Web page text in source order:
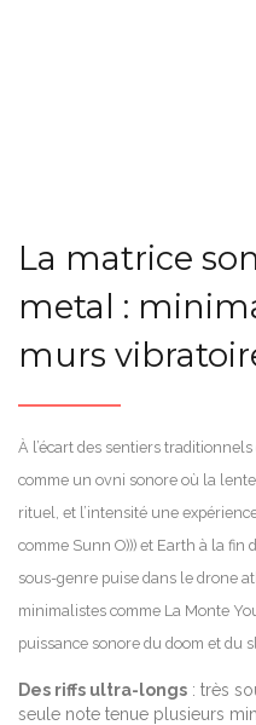
La matrice
metal :
murs
À l’écart des sentiers
comme un ovni sonore où la
rituel, et l’intensité une
comme Sunn O))) et Earth à la fin
sous-genre puise dans le drone
minimalistes comme La Monte
puissance sonore du doom et du
Des riffs ultra-longs : très
seule note tenue plusieurs